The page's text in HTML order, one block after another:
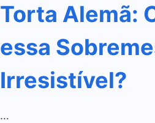
Torta Alemã:
essa
Irresistível?
…